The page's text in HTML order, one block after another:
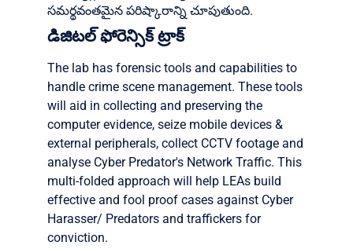
సమర్థవంతమైన పరిష్కారాన్ని చూపుతుంది.
డిజిటల్ ఫోరెన్సిక్ ట్రాక్
The lab has forensic tools and capabilities to
handle crime scene management. These tools
will aid in collecting and preserving the
computer evidence, seize mobile devices &
external peripherals, collect CCTV footage and
analyse Cyber Predator's Network Traffic. This
multi-folded approach will help LEAs build
effective and fool proof cases against Cyber
Harasser/ Predators and traffickers for
conviction.